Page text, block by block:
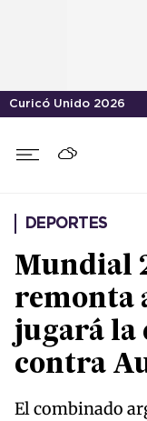
Curicó Unido 2026
DEPORTES
Mundial
remonta
jugará la
contra
El combinado